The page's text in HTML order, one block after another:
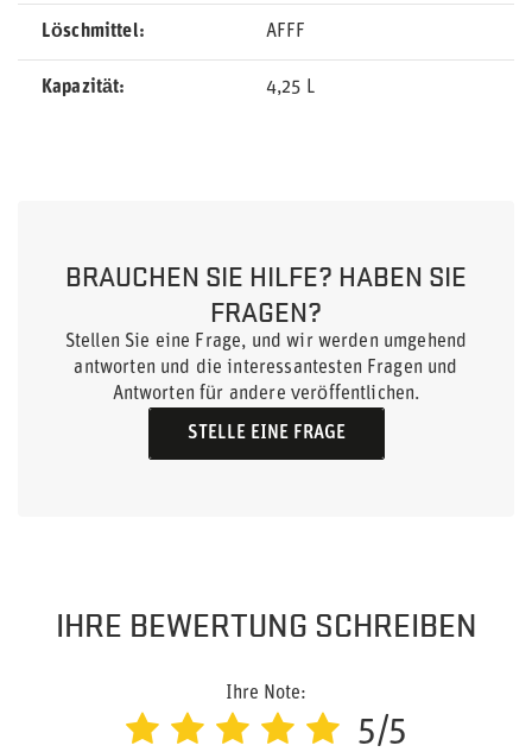
Löschmittel AFFF
Kapazität 4,25 L
BRAUCHEN SIE HILFE? HABEN SIE
FRAGEN?
Stellen Sie eine Frage, und wir werden umgehend
antworten und die interessantesten Fragen und
Antworten für andere veröffentlichen.
STELLE EINE FRAGE
IHRE BEWERTUNG SCHREIBEN
Ihre Note:
5/5